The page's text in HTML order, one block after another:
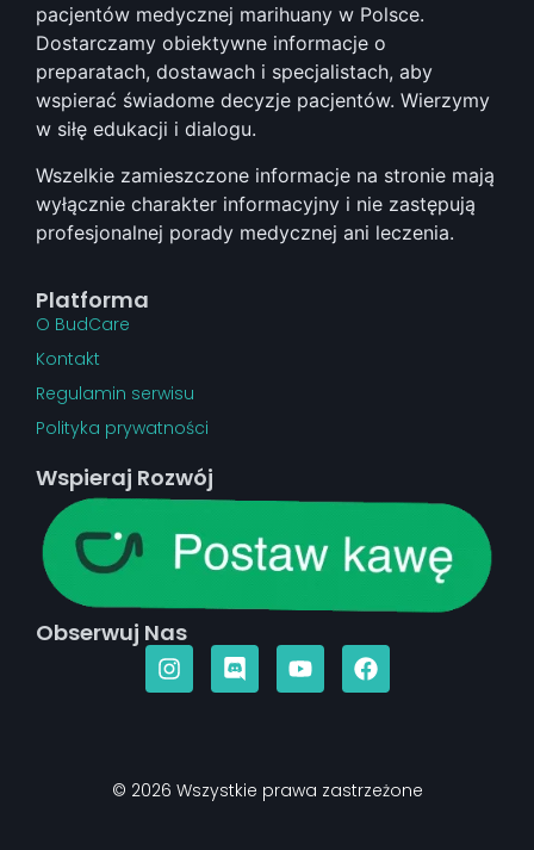
pacjentów medycznej marihuany w Polsce.
Dostarczamy obiektywne informacje o
preparatach, dostawach i specjalistach, aby
wspierać świadome decyzje pacjentów. Wierzymy
w siłę edukacji i dialogu.
Wszelkie zamieszczone informacje na stronie mają
wyłącznie charakter informacyjny i nie zastępują
profesjonalnej porady medycznej ani leczenia.
Platforma
O BudCare
Kontakt
Regulamin serwisu
Polityka prywatności
Wspieraj Rozwój
Obserwuj Nas
© 2026 Wszystkie prawa zastrzeżone